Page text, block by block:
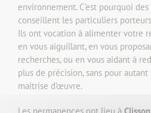
environnement. C’est pourquoi
conseillent les particuliers
Ils ont vocation à alimenter votre
en vous aiguillant, en vous
recherches, ou en vous aidant à
plus de précision, sans pour autant
maîtrise d’œuvre.